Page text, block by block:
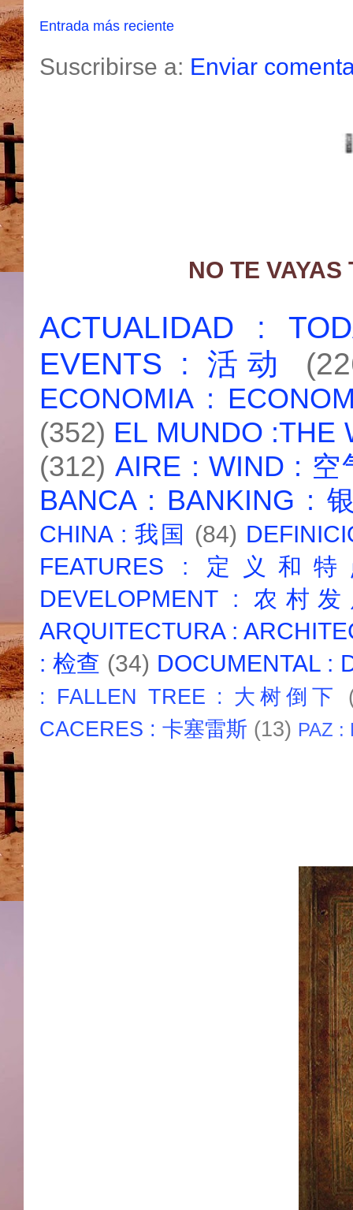
Entrada más reciente
Suscribirse a: Enviar
NO TE
ACTUALIDAD :
EVENTS : 活动
ECONOMIA :
(352) EL MUNDO :THE
(312) AIRE : WIND : 空
BANCA : BANKING :
CHINA : 我国 (84)
FEATURES : 定义和
DEVELOPMENT : 农村
ARQUITECTURA :
: 检查 (34) DOCUMENTAL :
: FALLEN TREE : 大树倒下
CACERES : 卡塞雷斯 (13) PAZ :